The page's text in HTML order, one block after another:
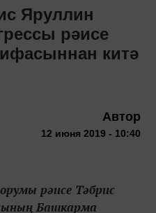
Яруллин
рәисе
китә
Автор
12 июня 2019 - 10:40
рәисе Тәбрис
Башкарма